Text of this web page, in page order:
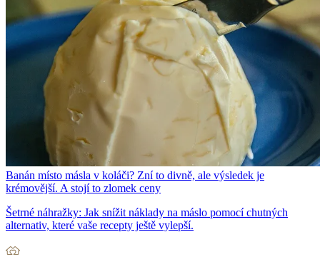
Banán místo másla v koláči? Zní to divně, ale výsledek je
krémovější. A stojí to zlomek ceny
Šetrné náhražky: Jak snížit náklady na máslo pomocí chutných
alternativ, které vaše recepty ještě vylepší.